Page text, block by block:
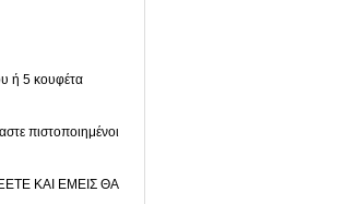
ή 5 κουφέτα
πιστοποιημένοι
ΚΑΙ ΕΜΕΙΣ ΘΑ